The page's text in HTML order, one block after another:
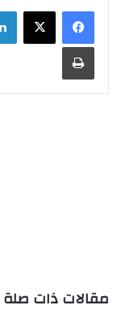
طباعة
مقالات ذات صلة